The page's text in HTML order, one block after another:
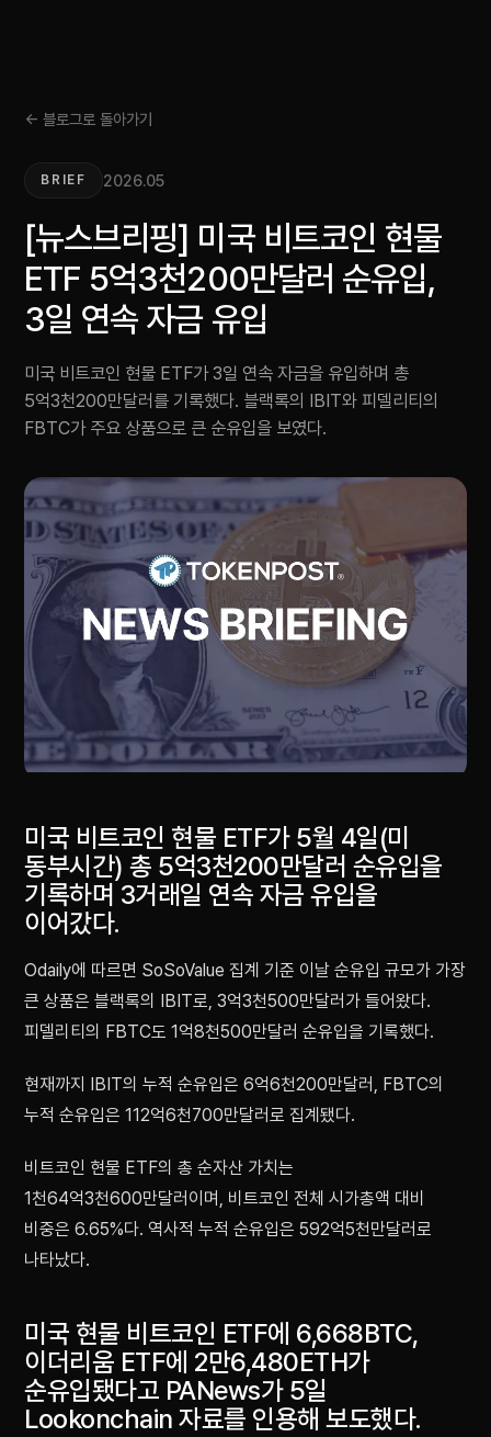
← 블로그로 돌아가기
BRIEF 2026.05
[뉴스브리핑] 미국 비트코인 현물
ETF 5억3천200만달러 순유입,
3일 연속 자금 유입
미국 비트코인 현물 ETF가 3일 연속 자금을 유입하며 총
5억3천200만달러를 기록했다. 블랙록의 IBIT와 피델리티의
FBTC가 주요 상품으로 큰 순유입을 보였다.
미국 비트코인 현물 ETF가 5월 4일(미
동부시간) 총 5억3천200만달러 순유입을
기록하며 3거래일 연속 자금 유입을
이어갔다.
Odaily에 따르면 SoSoValue 집계 기준 이날 순유입 규모가 가장
큰 상품은 블랙록의 IBIT로, 3억3천500만달러가 들어왔다.
피델리티의 FBTC도 1억8천500만달러 순유입을 기록했다.
현재까지 IBIT의 누적 순유입은 6억6천200만달러, FBTC의
누적 순유입은 112억6천700만달러로 집계됐다.
비트코인 현물 ETF의 총 순자산 가치는
1천64억3천600만달러이며, 비트코인 전체 시가총액 대비
비중은 6.65%다. 역사적 누적 순유입은 592억5천만달러로
나타났다.
미국 현물 비트코인 ETF에 6,668BTC,
이더리움 ETF에 2만6,480ETH가
순유입됐다고 PANews가 5일
Lookonchain 자료를 인용해 보도했다.